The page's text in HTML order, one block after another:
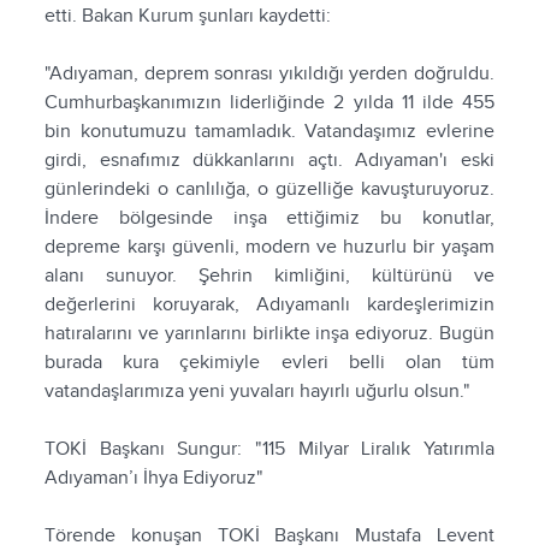
etti. Bakan Kurum şunları kaydetti:
"Adıyaman, deprem sonrası yıkıldığı yerden doğruldu.
Cumhurbaşkanımızın liderliğinde 2 yılda 11 ilde 455
bin konutumuzu tamamladık. Vatandaşımız evlerine
girdi, esnafımız dükkanlarını açtı. Adıyaman'ı eski
günlerindeki o canlılığa, o güzelliğe kavuşturuyoruz.
İndere bölgesinde inşa ettiğimiz bu konutlar,
depreme karşı güvenli, modern ve huzurlu bir yaşam
alanı sunuyor. Şehrin kimliğini, kültürünü ve
değerlerini koruyarak, Adıyamanlı kardeşlerimizin
hatıralarını ve yarınlarını birlikte inşa ediyoruz. Bugün
burada kura çekimiyle evleri belli olan tüm
vatandaşlarımıza yeni yuvaları hayırlı uğurlu olsun."
TOKİ Başkanı Sungur: "115 Milyar Liralık Yatırımla
Adıyaman’ı İhya Ediyoruz"
Törende konuşan TOKİ Başkanı Mustafa Levent